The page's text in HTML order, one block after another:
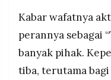
Kabar wafatnya
perannya sebagai
banyak pihak.
tiba, terutama